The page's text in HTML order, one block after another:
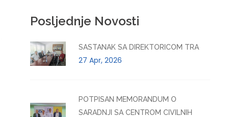
Posljednje Novosti
SASTANAK SA DIREKTORICOM TRA
27 Apr, 2026
POTPISAN MEMORANDUM O
SARADNJI SA CENTROM CIVILNIH